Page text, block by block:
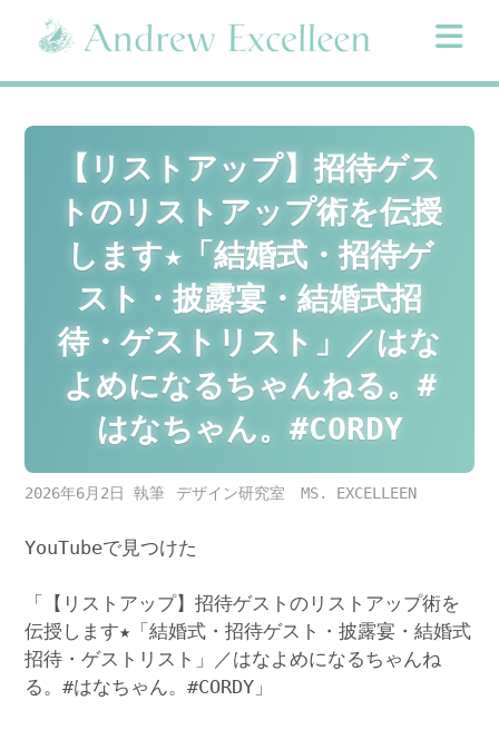
content
【リストアップ】招待ゲス
トのリストアップ術を伝授
します★「結婚式・招待ゲ
スト・披露宴・結婚式招
待・ゲストリスト」／はな
よめになるちゃんねる。#
はなちゃん。#CORDY
2026年6月2日 デザイン研究室 MS. EXCELLEEN
YouTubeで見つけた
「【リストアップ】招待ゲストのリストアップ術を
伝授します★「結婚式・招待ゲスト・披露宴・結婚式
招待・ゲストリスト」／はなよめになるちゃんね
る。#はなちゃん。#CORDY」